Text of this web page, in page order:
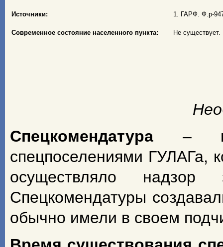
Источники: 1. ГАРФ. Ф.р-
Современное состояние населенного пункта: Не существует.
Спецкомендатура –
спецпоселениями ГУЛАГа,
осуществляло надзор
Спецкомендатуры
обычно имели в своем